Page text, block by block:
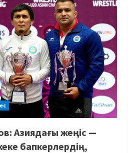
Азиядағы жеңіс —
бапкерлердің,